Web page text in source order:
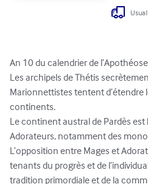
An 10 du calendrier de
Les archipels de Thétis
Marionnettistes tentent d’étendre
continents.
Le continent austral de Pardès est
Adorateurs, notamment des
L’opposition entre Mages et
tenants du progrès et de
tradition primordiale et de la